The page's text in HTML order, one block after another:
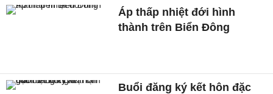
Áp thấp nhiệt đới hình
thành trên Biển Đông
Buổi đăng ký kết hôn đặc